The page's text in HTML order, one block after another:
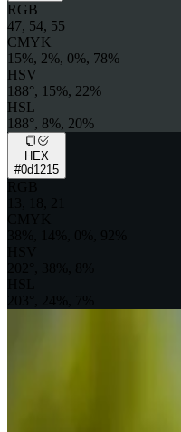
RGB
47, 54, 55
CMYK
15%, 2%, 0%, 78%
HSV
188°, 15%, 22%
HSL
188°, 8%, 20%
HEX
#0d1215